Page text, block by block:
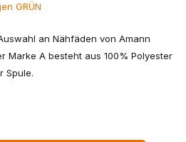
GRÜN
an Nähfäden von Amann
Marke A besteht aus 100% Polyester
Spule.